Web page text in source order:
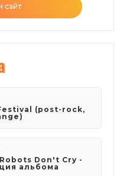
сайт
(post-rock,
Don't Cry -
альбома